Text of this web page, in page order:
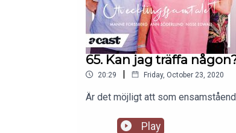
65. Kan jag träffa
20:29 | Friday, October 23, 2020
Är det möjligt att som
Play